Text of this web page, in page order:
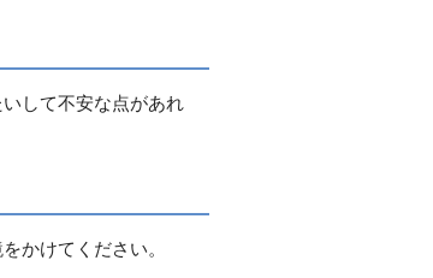
して不安な点があれ
かけてください。